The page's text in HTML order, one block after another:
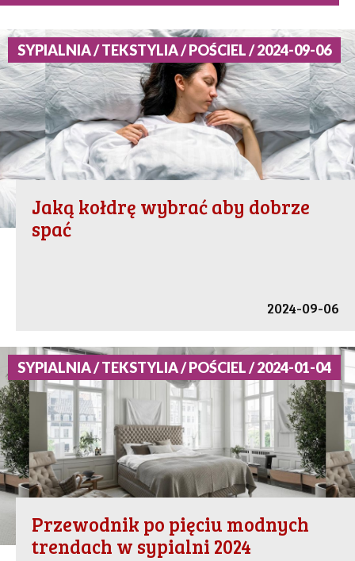
SYPIALNIA / TEKSTYLIA / POŚCIEL / 2024-09-06
Jaką kołdrę wybrać aby dobrze
spać
2024-09-06
SYPIALNIA / TEKSTYLIA / POŚCIEL / 2024-01-04
Przewodnik po pięciu modnych
trendach w sypialni 2024